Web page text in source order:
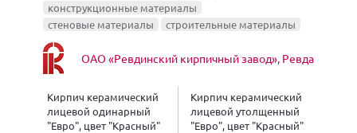
конструкционные материалы
стеновые материалы
строительные материалы
ОАО «Ревдинский кирпичный завод», Ревда
Кирпич керамический
лицевой одинарный
"Евро", цвет "Красный"
Кирпич керамический
лицевой утолщенный
"Евро", цвет "Красный"